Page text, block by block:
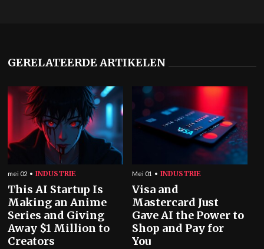
GERELATEERDE ARTIKELEN
mei 02 INDUSTRIE
This AI Startup Is
Making an Anime
Series and Giving
Away $1 Million to
Creators
Mei 01 INDUSTRIE
Visa and
Mastercard Just
Gave AI the Power to
Shop and Pay for
You